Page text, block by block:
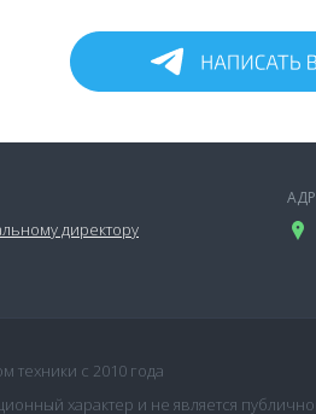
директору
техники с 2010 года
характер и не является